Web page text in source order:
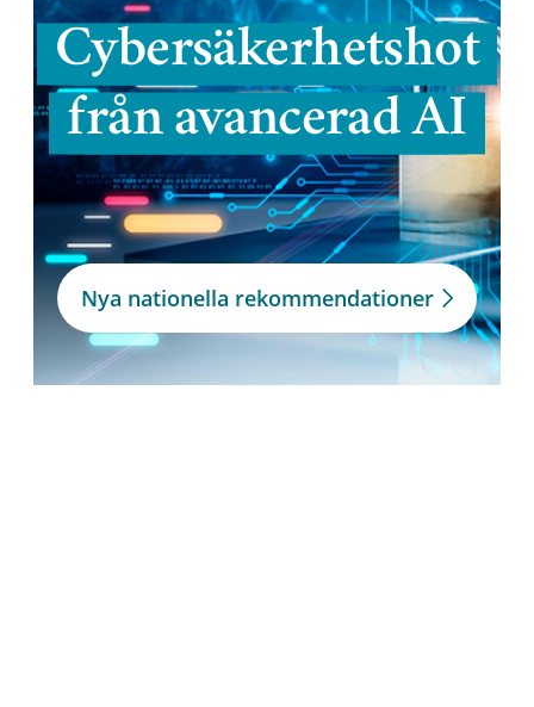
Cybersäkerhetshot
från avancerad AI
Nya nationella rekommendationer